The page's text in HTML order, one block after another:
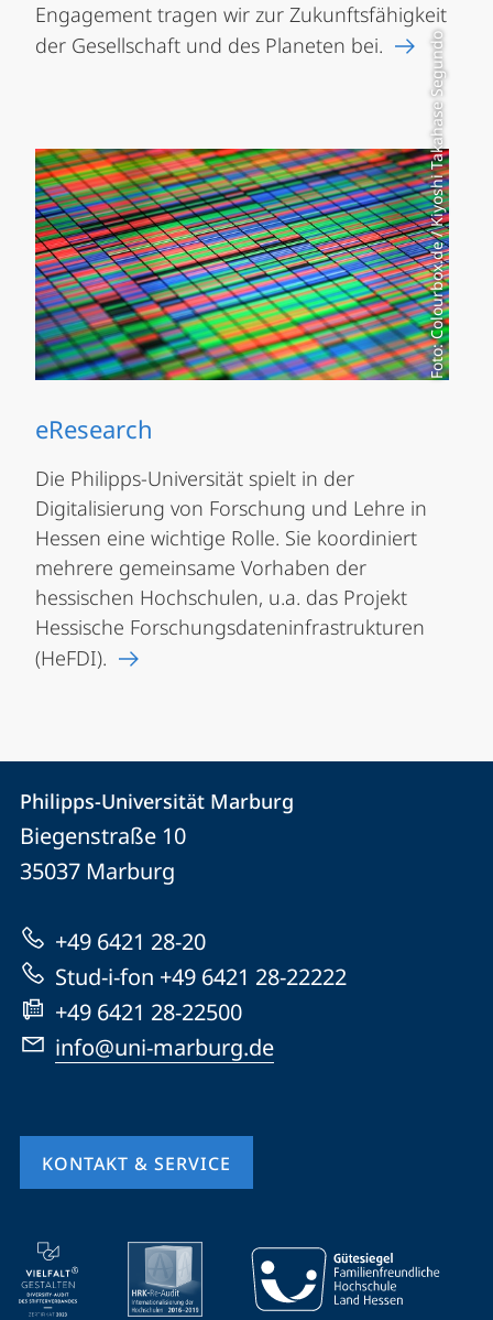
Engagement tragen wir zur Zukunftsfähigkeit
der Gesellschaft und des Planeten bei.
Foto: Colourbox.de / Kiyoshi Takahase Segundo
eResearch
Die Philipps-Universität spielt in der
Digitalisierung von Forschung und Lehre in
Hessen eine wichtige Rolle. Sie koordiniert
mehrere gemeinsame Vorhaben der
hessischen Hochschulen, u.a. das Projekt
Hessische Forschungsdateninfrastrukturen
(HeFDI).
Kontakt
und
Informationen
zur
Website
Kontaktinformationen
Philipps-
Universität
Marburg
Philipps-Universität Marburg
Biegenstraße 10
35037 Marburg
+49 6421 28-20
Stud-i-fon +49 6421 28-22222
+49 6421 28-22500
info@uni-marburg.de
KONTAKT & SERVICE
Mobile-
Service-